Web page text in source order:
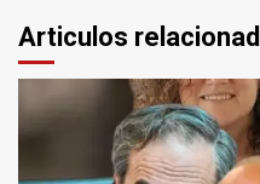
Articulos